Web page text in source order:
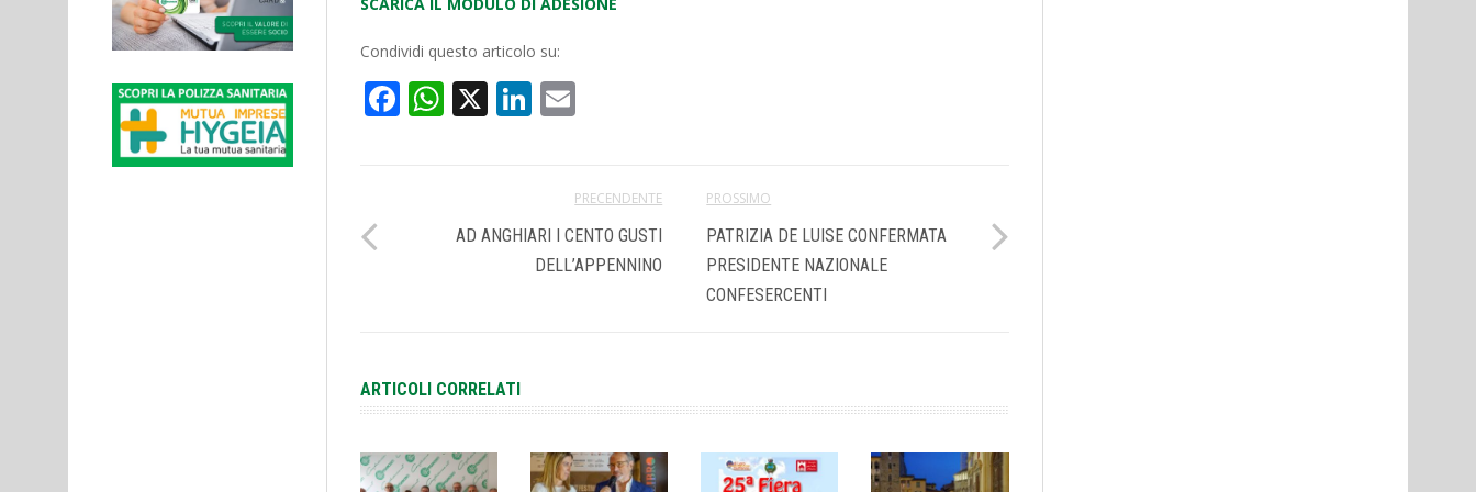
Condividi questo articolo su:
Facebook
WhatsApp
X LinkedIn
PRECENDENTE
AD ANGHIARI I CENTO GUSTI
DELL’APPENNINO
PROSSIMO
PATRIZIA DE LUISE CONFERMATA
PRESIDENTE NAZIONALE
CONFESERCENTI
ARTICOLI CORRELATI